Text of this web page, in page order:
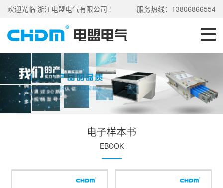
欢迎光临 浙江电盟电气有限公司 ！ 服务热线：13806866554
电子样本书
EBOOK